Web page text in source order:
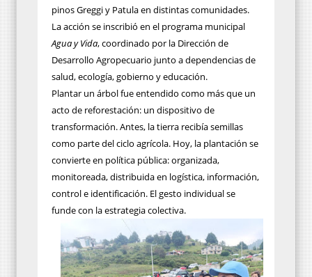
pinos Greggi y Patula en distintas comunidades.
La acción se inscribió en el programa municipal
Agua y Vida, coordinado por la Dirección de
Desarrollo Agropecuario junto a dependencias de
salud, ecología, gobierno y educación.
Plantar un árbol fue entendido como más que un
acto de reforestación: un dispositivo de
transformación. Antes, la tierra recibía semillas
como parte del ciclo agrícola. Hoy, la plantación se
convierte en política pública: organizada,
monitoreada, distribuida en logística, información,
control e identificación. El gesto individual se
funde con la estrategia colectiva.